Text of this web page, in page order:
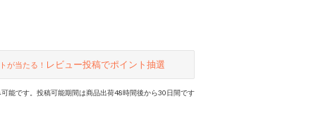
が当たる！ レビュー投稿でポイント抽選
能です。投稿可能期間は商品出荷48時間後から30日間です